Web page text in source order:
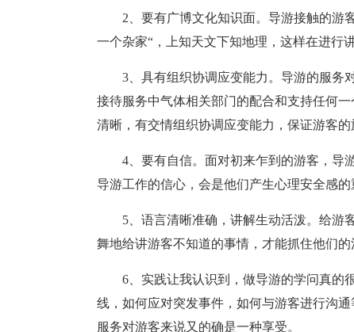
2、要有广博文化知识面。导游接触的游
一个杂家“，上知天文下知地理，这样在进行
3、具有组织协调应变能力。导游的服务
接待服务中气体相关部门的配合和支持任何
清晰，有交情组织协调应变能力，保证游客的
4、要有自信。面对初来乍到的游客，导
导游工作的信心，会是他们产生心理安全感的
5、语言清晰准确，讲解生动活泼。给游
舞地给讲游客不知道的事情，才能抓住他们的
6、实践让我认识到，做导游的学问真的
线，如何应对突发事件，如何与游客进行沟
服务对游客来说又的确是一种享受。